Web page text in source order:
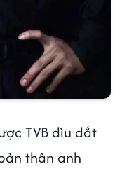
TVB dìu dắt
thân anh